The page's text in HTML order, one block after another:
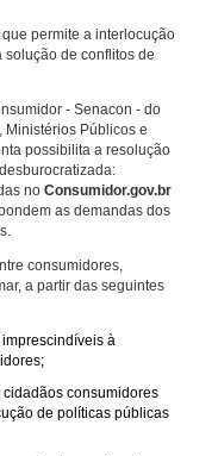
permite a interlocução
de conflitos de
- Senacon - do
Ministérios Públicos e
possibilita a resolução
no Consumidor.gov.br
as demandas dos
consumidores,
a partir das seguintes
à
consumidores
de políticas públicas